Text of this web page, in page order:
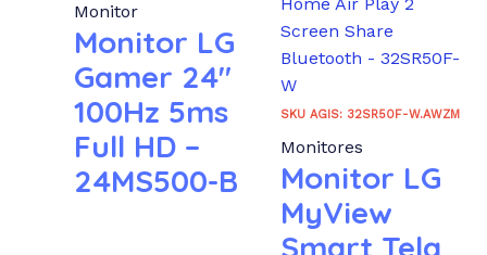
Monitor
Monitor LG
Gamer 24″
100Hz 5ms
Full HD –
24MS500-B
SKU AGIS: 32SR50F-W.AWZM
Monitores
Monitor LG
MyView
Smart Tela